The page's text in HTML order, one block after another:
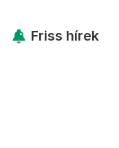
Friss hírek